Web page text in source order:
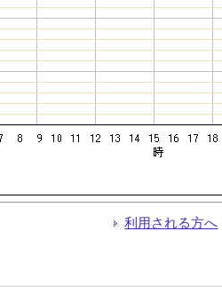
利用される方へ